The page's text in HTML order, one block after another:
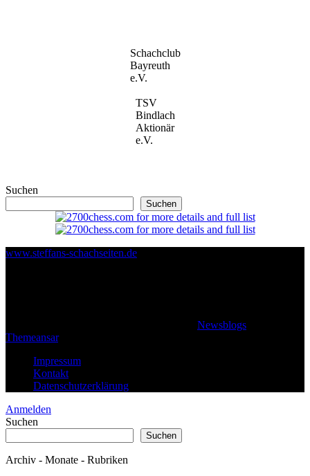
Schachclub
Bayreuth
e.V.
TSV
Bindlach
Aktionär
e.V.
Suchen
Suchen
www.steffans-schachseiten.de
Newsblogs
Themeansar.
Impressum
Kontakt
Datenschutzerklärung
Anmelden
Suchen
Suchen
Archiv - Monate - Rubriken